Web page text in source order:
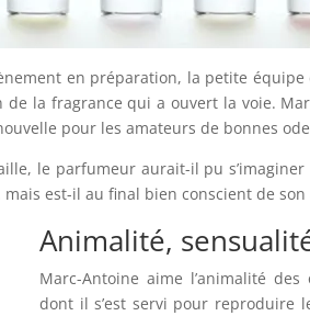
en préparation, la petite
la fragrance qui a ouvert la voie.
pour les amateurs de bonnes
le parfumeur aurait-il pu
est-il au final bien conscient de
Animalité,
Marc-Antoine aime l’animalité
dont il s’est servi pour reproduire